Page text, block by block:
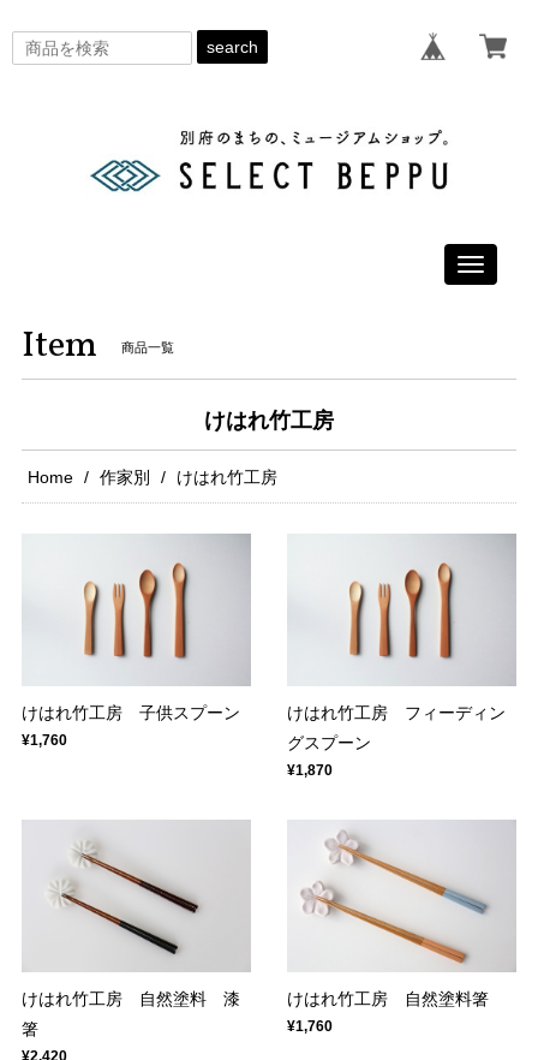
search
Toggle
Item 商品一覧
けはれ竹工房
Home 作家別 けはれ竹工房
けはれ竹工房 子供スプーン
¥1,760
けはれ竹工房 フィーディン
グスプーン
¥1,870
けはれ竹工房 自然塗料 漆
箸
¥2,420
けはれ竹工房 自然塗料箸
¥1,760